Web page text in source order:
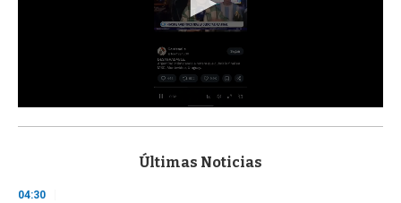
s
d
Últimas Noticias
04:30